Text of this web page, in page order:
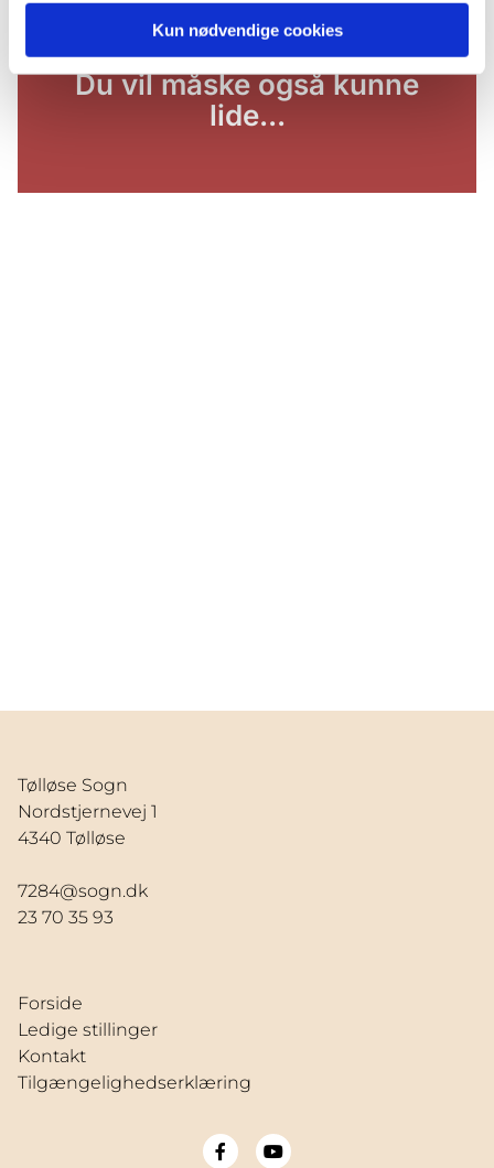
Kun nødvendige cookies
Du vil måske også kunne
lide...
Tølløse Sogn
Nordstjernevej 1
4340 Tølløse
7284@sogn.dk
23 70 35 93
Forside
Ledige stillinger
Kontakt
Tilgængelighedserklæring